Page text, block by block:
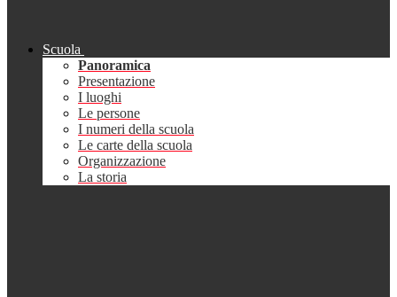
Scuola
Panoramica
Presentazione
I luoghi
Le persone
I numeri della scuola
Le carte della scuola
Organizzazione
La storia